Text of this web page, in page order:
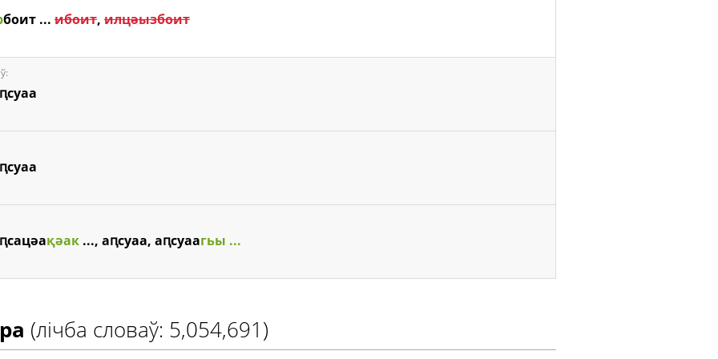
боит ... ибоит, илцәызбоит
қәак ..., аԥсуаа, аԥсуаагьы ...
(лічба словаў: 5,054,691)